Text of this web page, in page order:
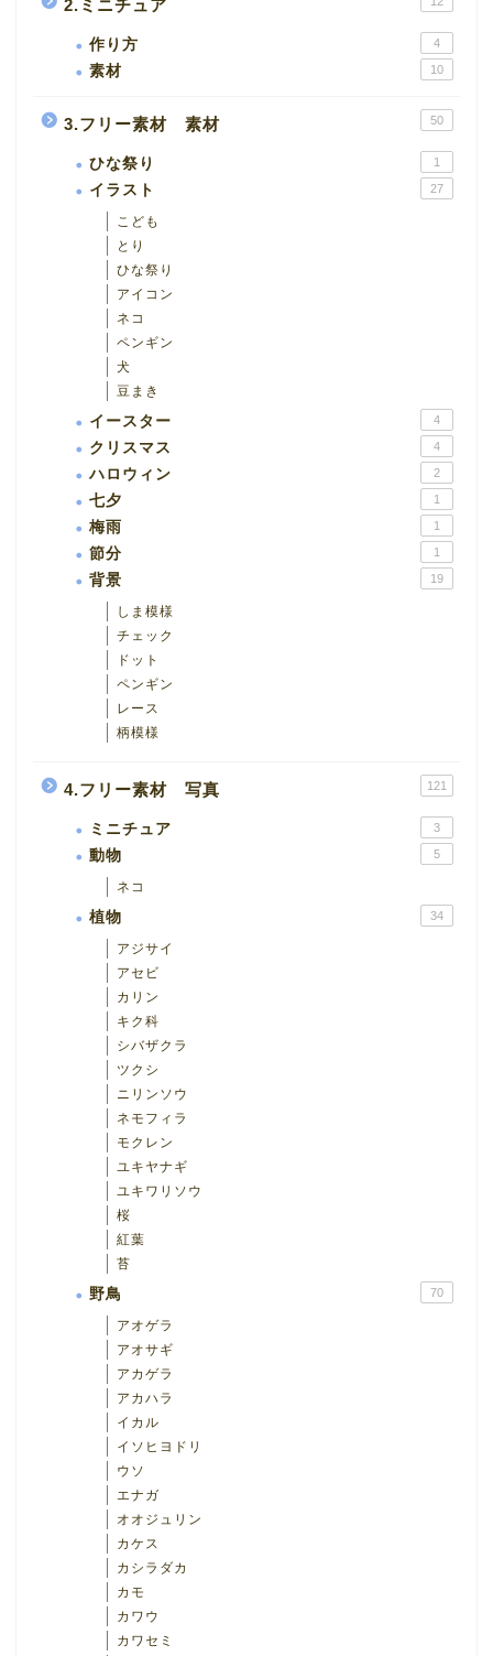
2.ミニチュア
作り方 4
素材 10
3.フリー素材 素材 50
ひな祭り 1
イラスト 27
こども
とり
ひな祭り
アイコン
ネコ
ペンギン
犬
豆まき
イースター 4
クリスマス 4
ハロウィン 2
七夕 1
梅雨 1
節分 1
背景 19
しま模様
チェック
ドット
ペンギン
レース
柄模様
4.フリー素材 写真 121
ミニチュア 3
動物 5
ネコ
植物 34
アジサイ
アセビ
カリン
キク科
シバザクラ
ツクシ
ニリンソウ
ネモフィラ
モクレン
ユキヤナギ
ユキワリソウ
桜
紅葉
苔
野鳥 70
アオゲラ
アオサギ
アカゲラ
アカハラ
イカル
イソヒヨドリ
ウソ
エナガ
オオジュリン
カケス
カシラダカ
カモ
カワウ
カワセミ